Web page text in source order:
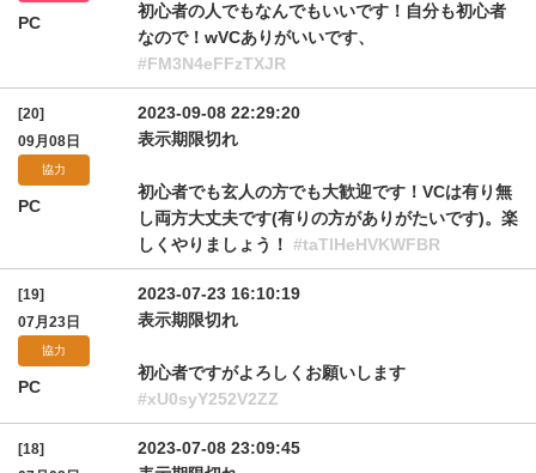
PC
初心者の人でもなんでもいいです！自分も初心者
なので！wVCありがいいです、
#FM3N4eFFzTXJR
[20]
09月08日
協力
PC
2023-09-08 22:29:20
表示期限切れ
初心者でも玄人の方でも大歓迎です！VCは有り無
し両方大丈夫です(有りの方がありがたいです)。楽
しくやりましょう！ #taTlHeHVKWFBR
[19]
07月23日
協力
PC
2023-07-23 16:10:19
表示期限切れ
初心者ですがよろしくお願いします
#xU0syY252V2ZZ
[18]
2023-07-08 23:09:45